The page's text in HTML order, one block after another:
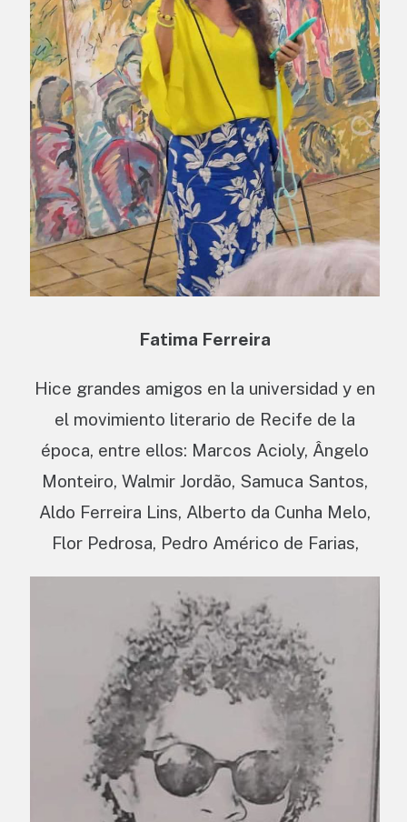
Fatima Ferreira
Hice grandes amigos en la universidad y en
el movimiento literario de Recife de la
época, entre ellos: Marcos Acioly, Ângelo
Monteiro, Walmir Jordão, Samuca Santos,
Aldo Ferreira Lins, Alberto da Cunha Melo,
Flor Pedrosa, Pedro Américo de Farias,